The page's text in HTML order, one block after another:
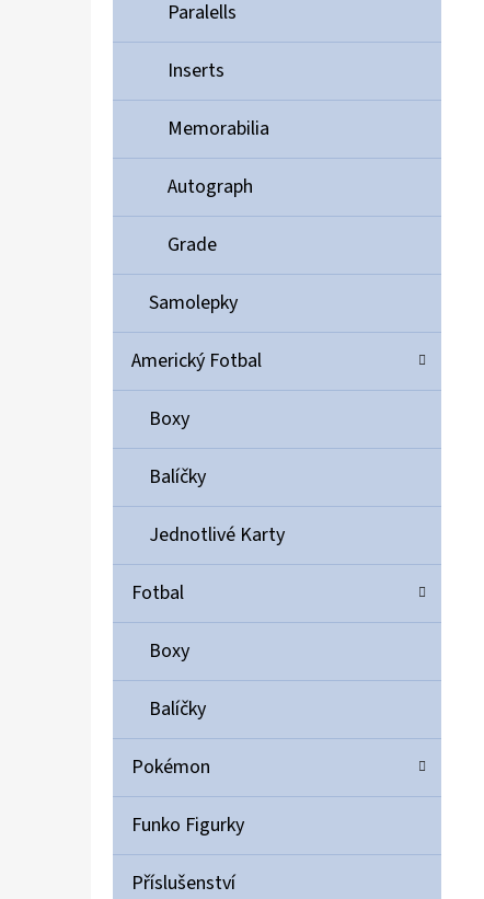
Paralells
Inserts
Memorabilia
Autograph
Grade
Samolepky
Americký Fotbal
Boxy
Balíčky
Jednotlivé Karty
Fotbal
Boxy
Balíčky
Pokémon
Funko Figurky
Příslušenství
ULTIMATE GUARD MAGNETIC CARD CASE 35PT